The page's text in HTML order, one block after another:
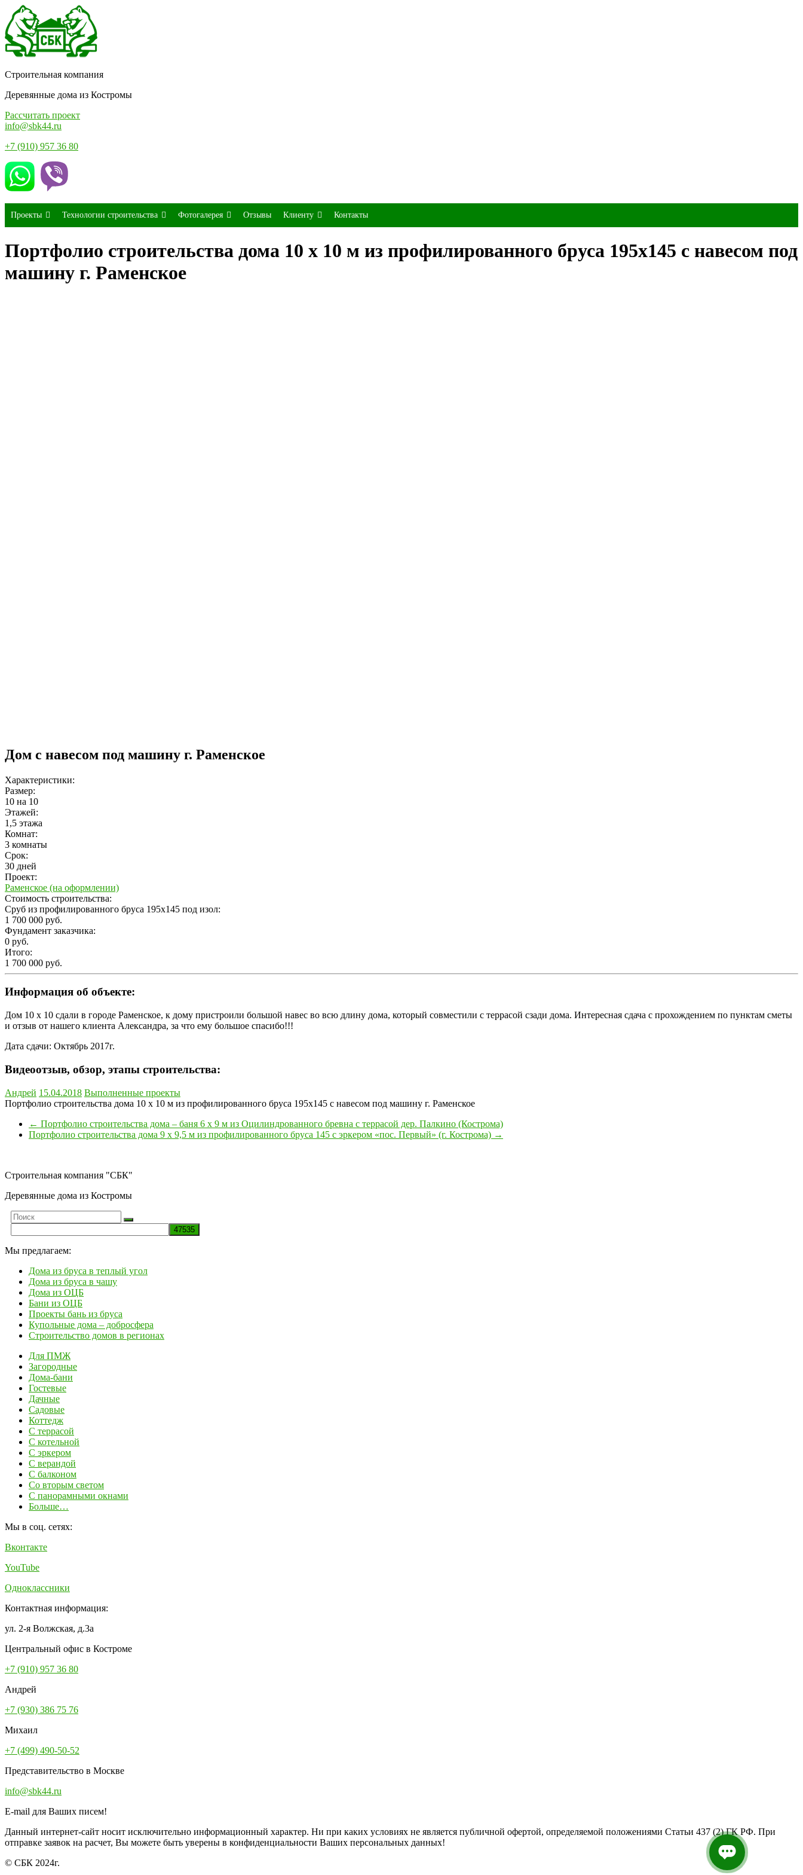
Строительная компания
Деревянные дома из Костромы
Рассчитать проект
info@sbk44.ru
+7 (910) 957 36 80
Проекты Технологии строительства Фотогалерея Отзывы Клиенту Контакты
Портфолио строительства дома 10 х 10 м из профилированного бруса 195х145 с навесом под
машину г. Раменское
Дом с навесом под машину г. Раменское
Характеристики:
Размер:
10 на 10
Этажей:
1,5 этажа
Комнат:
3 комнаты
Срок:
30 дней
Проект:
Раменское (на оформлении)
Стоимость строительства:
Сруб из профилированного бруса 195х145 под изол:
1 700 000 руб.
Фундамент заказчика:
0 руб.
Итого:
1 700 000 руб.
Информация об объекте:
Дом 10 х 10 сдали в городе Раменское, к дому пристроили большой навес во всю длину дома, который совместили с террасой сзади дома. Интересная сдача с прохождением по пунктам сметы
и отзыв от нашего клиента Александра, за что ему большое спасибо!!!
Дата сдачи: Октябрь 2017г.
Видеоотзыв, обзор, этапы строительства:
Андрей 15.04.2018 Выполненные проекты
Портфолио строительства дома 10 х 10 м из профилированного бруса 195х145 с навесом под машину г. Раменское
← Портфолио строительства дома – баня 6 х 9 м из Оцилиндрованного бревна с террасой дер. Палкино (Кострома)
Портфолио строительства дома 9 х 9,5 м из профилированного бруса 145 с эркером «пос. Первый» (г. Кострома) →
Строительная компания "СБК"
Деревянные дома из Костромы
Мы предлагаем:
Дома из бруса в теплый угол
Дома из бруса в чашу
Дома из ОЦБ
Бани из ОЦБ
Проекты бань из бруса
Купольные дома – добросфера
Строительство домов в регионах
Для ПМЖ
Загородные
Дома-бани
Гостевые
Дачные
Садовые
Коттедж
С террасой
С котельной
С эркером
С верандой
С балконом
Со вторым светом
С панорамными окнами
Больше…
Мы в соц. сетях:
Вконтакте
YouTube
Одноклассники
Контактная информация:
ул. 2-я Волжская, д.3а
Центральный офис в Костроме
+7 (910) 957 36 80
Андрей
+7 (930) 386 75 76
Михаил
+7 (499) 490-50-52
Представительство в Москве
info@sbk44.ru
E-mail для Ваших писем!
Данный интернет-сайт носит исключительно информационный характер. Ни при каких условиях не является публичной офертой, определяемой положениями Статьи 437 (2) ГК РФ. При
отправке заявок на расчет, Вы можете быть уверены в конфиденциальности Ваших персональных данных!
© СБК 2024г.